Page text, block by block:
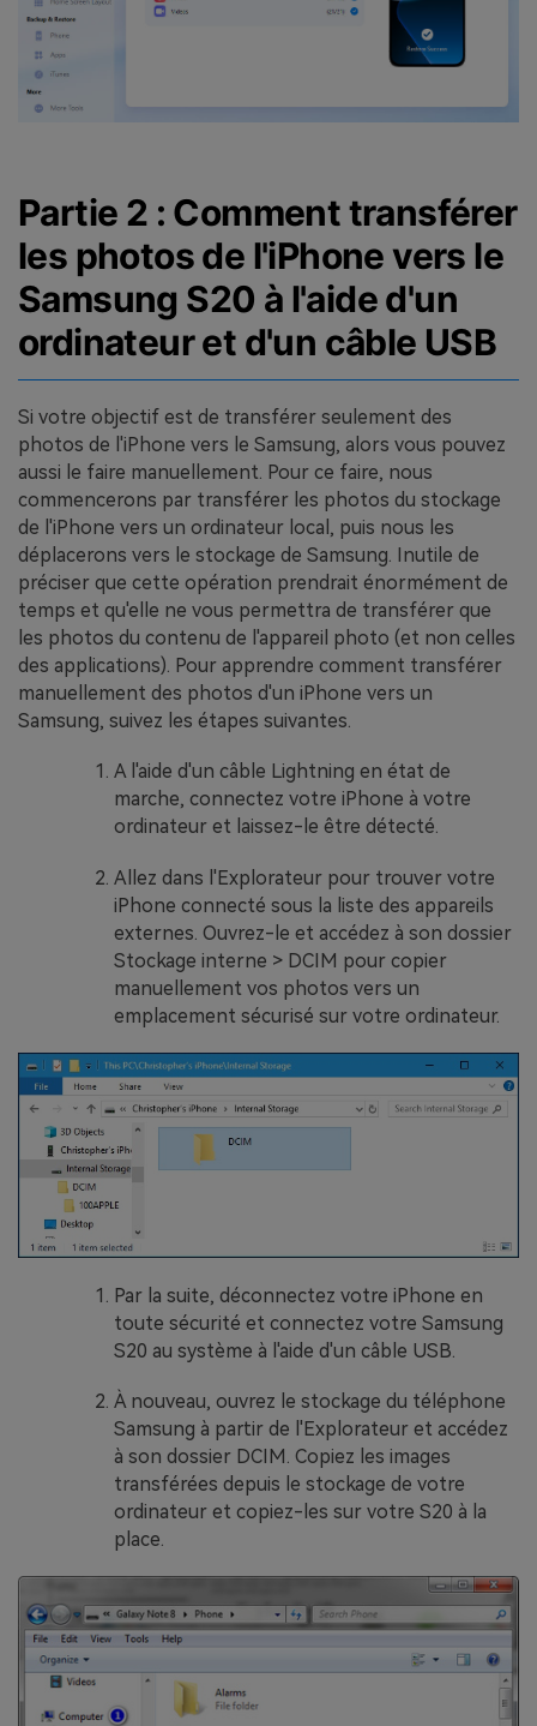
Partie 2 : Comment transférer
les photos de l'iPhone vers le
Samsung S20 à l'aide d'un
ordinateur et d'un câble USB
Si votre objectif est de transférer seulement des
photos de l'iPhone vers le Samsung, alors vous pouvez
aussi le faire manuellement. Pour ce faire, nous
commencerons par transférer les photos du stockage
de l'iPhone vers un ordinateur local, puis nous les
déplacerons vers le stockage de Samsung. Inutile de
préciser que cette opération prendrait énormément de
temps et qu'elle ne vous permettra de transférer que
les photos du contenu de l'appareil photo (et non celles
des applications). Pour apprendre comment transférer
manuellement des photos d'un iPhone vers un
Samsung, suivez les étapes suivantes.
A l'aide d'un câble Lightning en état de
marche, connectez votre iPhone à votre
ordinateur et laissez-le être détecté.
Allez dans l'Explorateur pour trouver votre
iPhone connecté sous la liste des appareils
externes. Ouvrez-le et accédez à son dossier
Stockage interne > DCIM pour copier
manuellement vos photos vers un
emplacement sécurisé sur votre ordinateur.
Par la suite, déconnectez votre iPhone en
toute sécurité et connectez votre Samsung
S20 au système à l'aide d'un câble USB.
À nouveau, ouvrez le stockage du téléphone
Samsung à partir de l'Explorateur et accédez
à son dossier DCIM. Copiez les images
transférées depuis le stockage de votre
ordinateur et copiez-les sur votre S20 à la
place.